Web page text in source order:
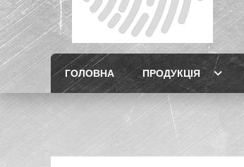
ГОЛОВНА ПРОДУКЦІЯ